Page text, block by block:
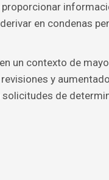
en condenas
un contexto de
y
de